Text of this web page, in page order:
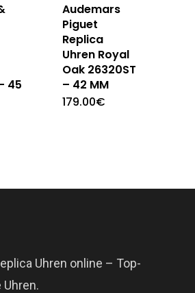
45
Audemars
Piguet
Replica
Uhren Royal
Oak 26320ST
– 42 MM
179.00€
Uhren online – Top-
Uhren.